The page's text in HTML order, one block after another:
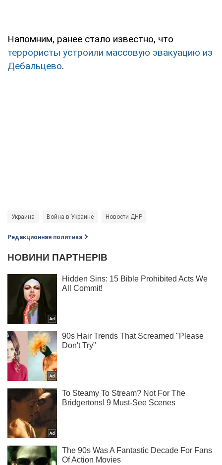
Напомним, ранее стало известно, что
террористы устроили массовую эвакуацию из
Дебальцево.
Украина Война в Украине Новости ДНР
Редакционная политика